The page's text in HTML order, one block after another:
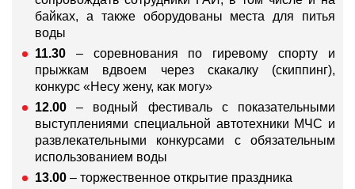
байках, а также оборудованы места для питья
воды
11.30 – соревнования по гиревому спорту и
прыжкам вдвоем через скакалку (скиппинг),
конкурс «Несу жену, как могу»
12.00 – водный фестиваль с показательными
выступлениями специальной автотехники МЧС и
развлекательными конкурсами с обязательным
использованием воды
13.00 – торжественное открытие праздника